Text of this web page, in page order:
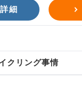
細
クリング事情